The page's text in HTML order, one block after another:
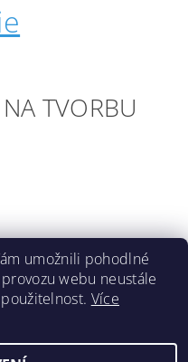
TVORBU
umožnili pohodlné
webu neustále
Více